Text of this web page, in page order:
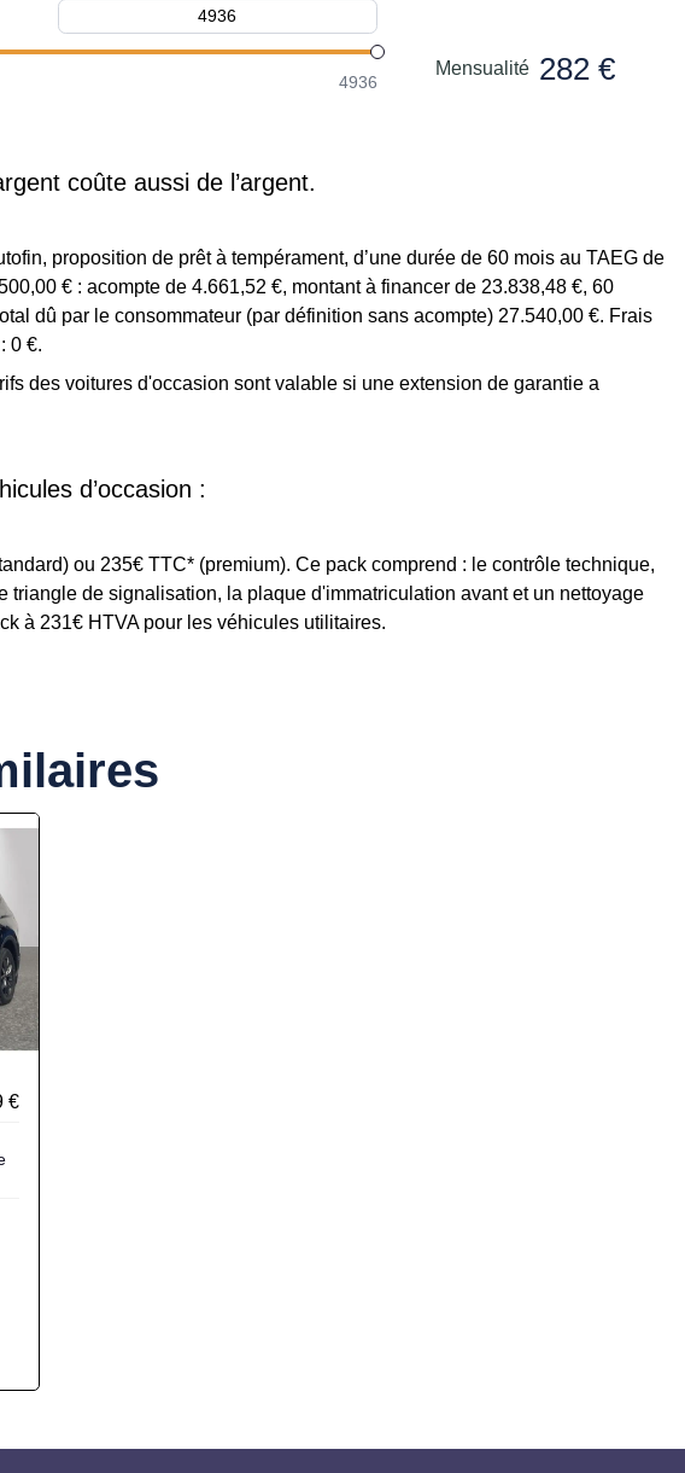
4936
Mensualité 282 €
coûte aussi de l’argent.
proposition de prêt à tempérament, d’une durée de 60 mois au TAEG de
€ : acompte de 4.661,52 €, montant à financer de 23.838,48 €, 60
dû par le consommateur (par définition sans acompte) 27.540,00 €. Frais
0 €.
des voitures d'occasion sont valable si une extension de garantie a
d’occasion :
ou 235€ TTC* (premium). Ce pack comprend : le contrôle technique,
triangle de signalisation, la plaque d'immatriculation avant et un nettoyage
à 231€ HTVA pour les véhicules utilitaires.
€